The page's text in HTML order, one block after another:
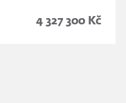
4 327 300 Kč